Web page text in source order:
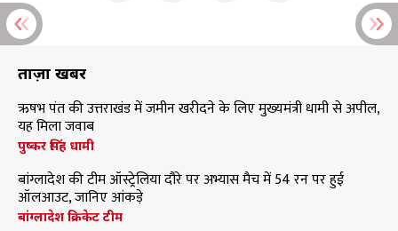
ताज़ा खबरें
ऋषभ पंत की उत्तराखंड में जमीन खरीदने के लिए मुख्यमंत्री धामी से अपील,
यह मिला जवाब
पुष्कर सिंह धामी
बांग्लादेश की टीम ऑस्ट्रेलिया दौरे पर अभ्यास मैच में 54 रन पर हुई
ऑलआउट, जानिए आंकड़े
बांग्लादेश क्रिकेट टीम